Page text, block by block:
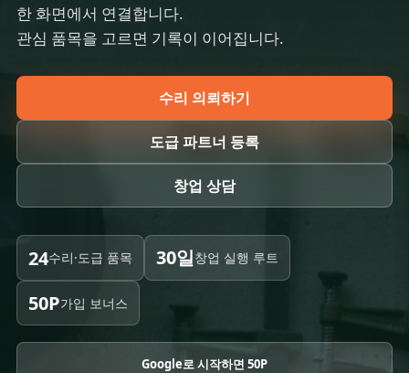
한 화면에서 연결합니다.
관심 품목을 고르면 기록이 이어집니다.
수리 의뢰하기
도급 파트너 등록
창업 상담
24수리·도급 품목 30일창업 실행 루트
50P가입 보너스
Google로 시작하면 50P